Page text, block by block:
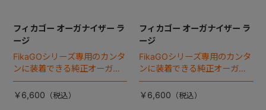
フィカゴー オーガナイザー ラ
ージ
FikaGOシリーズ専用のカンタ
ンに装着できる純正オーガナ
イザー。
￥6,600
フィカゴー オーガナイザー ラ
ージ
FikaGOシリーズ専用のカンタ
ンに装着できる純正オーガナ
イザー。
￥6,600